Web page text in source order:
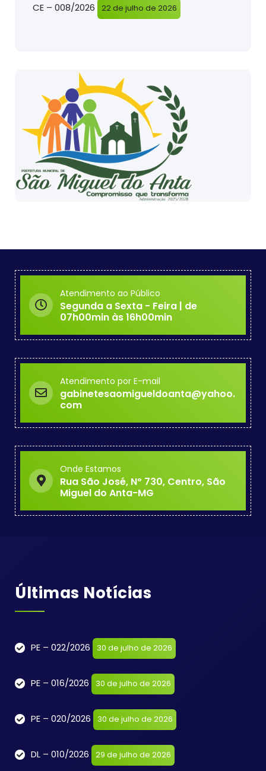
CE – 008/2026 22 de julho de 2026
Atendimento ao Público
Segunda a Sexta - Feira | de
07h00min às 16h00min
Atendimento por E-mail
gabinetesaomigueldoanta@yahoo.
com
Onde Estamos
Rua São José, Nº 730, Centro, São
Miguel do Anta-MG
Últimas Notícias
PE – 022/2026 30 de julho de 2026
PE – 016/2026 30 de julho de 2026
PE – 020/2026 30 de julho de 2026
DL – 010/2026 29 de julho de 2026